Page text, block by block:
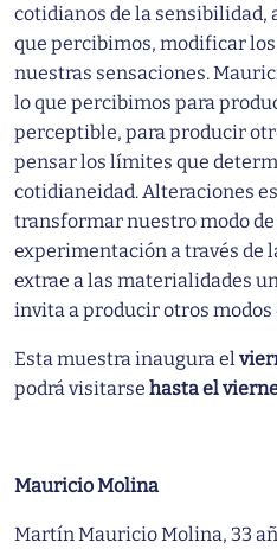
cotidianos de la sensibilidad,
que percibimos, modificar
nuestras sensaciones.
lo que percibimos para
perceptible, para producir
pensar los límites que
cotidianeidad. Alteraciones
transformar nuestro modo
experimentación a través de
extrae a las materialidades
invita a producir otros
Esta muestra inaugura el
podrá visitarse hasta el
Mauricio Molina
Martín Mauricio Molina, 33